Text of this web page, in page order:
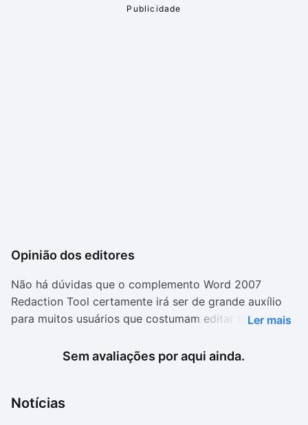
Opinião dos editores
Não há dúvidas que o complemento Word 2007
Redaction Tool certamente irá ser de grande auxílio
para muitos usuários que costumam editar textos no
trabalha com revisão.
entanto, são automaticamente instalados caso não
Ler mais
Sem avaliações por aqui ainda.
Notícias